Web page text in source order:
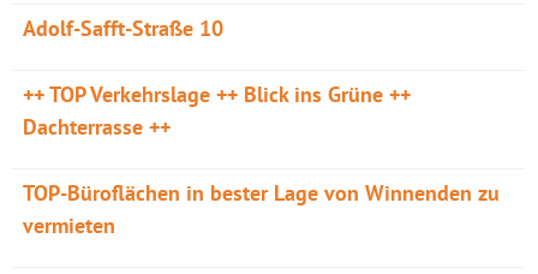
Adolf-Safft-Straße 10
++ TOP Verkehrslage ++ Blick ins Grüne ++
Dachterrasse ++
TOP-Büroflächen in bester Lage von Winnenden zu
vermieten